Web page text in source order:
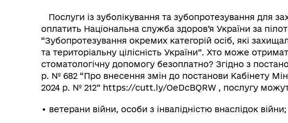
Послуги із зуболікування та зубопротезування для
оплатить Національна служба здоров’я України за
“Зубопротезування окремих категорій осіб, які
та територіальну цілісність України”. Хто може
стоматологічну допомогу безоплатно? Згідно з
р. № 682 “Про внесення змін до постанови Кабінету
2024 р. № 212” https://cutt.ly/OeDcBQRW , послугу
• ветерани війни, особи з інвалідністю внаслідок війни;